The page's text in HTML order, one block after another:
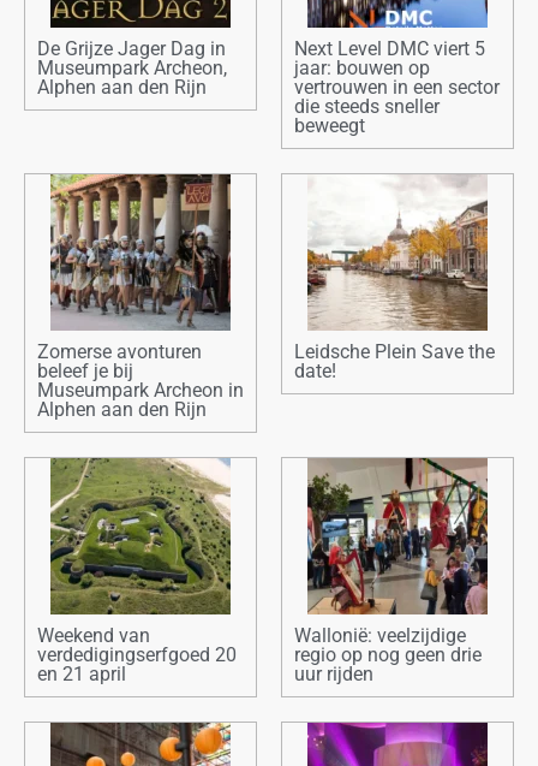
De Grijze Jager Dag in
Museumpark Archeon,
Alphen aan den Rijn
Next Level DMC viert 5
jaar: bouwen op
vertrouwen in een sector
die steeds sneller
beweegt
Zomerse avonturen
beleef je bij
Museumpark Archeon in
Alphen aan den Rijn
Leidsche Plein Save the
date!
Weekend van
verdedigingserfgoed 20
en 21 april
Wallonië: veelzijdige
regio op nog geen drie
uur rijden